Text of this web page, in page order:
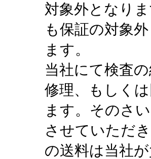
対象外となり
も保証の対象
ます。
当社にて検査
修理、もしく
ます。そのさ
させていただ
の送料は当社